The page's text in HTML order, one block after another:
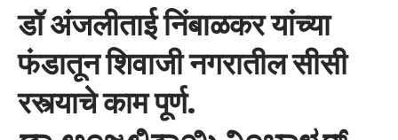
डॉ अंजलीताई निंबाळकर यांच्या
फंडातून शिवाजी नगरातील सीसी
रस्त्याचे काम पूर्ण.